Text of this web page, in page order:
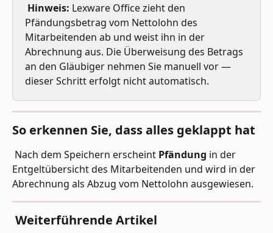
Hinweis: Lexware Office zieht den
Pfändungsbetrag vom Nettolohn des
Mitarbeitenden ab und weist ihn in der
Abrechnung aus. Die Überweisung des Betrags
an den Gläubiger nehmen Sie manuell vor —
dieser Schritt erfolgt nicht automatisch.
So erkennen Sie, dass alles geklappt hat
Nach dem Speichern erscheint Pfändung in der
Entgeltübersicht des Mitarbeitenden und wird in der
Abrechnung als Abzug vom Nettolohn ausgewiesen.
Weiterführende Artikel